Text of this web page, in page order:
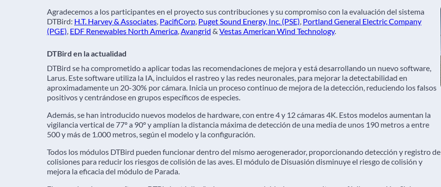
Agradecemos a los participantes en el proyecto sus contribuciones y su compromiso con la evaluación del sistema
DTBird: H.T. Harvey & Associates, PacifiCorp, Puget Sound Energy, Inc. (PSE), Portland General Electric Company
(PGE), EDF Renewables North America,Avangrid & Vestas American Wind Technology.
DTBird en la actualidad
DTBird se ha comprometido a aplicar todas las recomendaciones de mejora y está desarrollando un nuevo software,
Larus. Este software utiliza la IA, incluidos el rastreo y las redes neuronales, para mejorar la detectabilidad en
aproximadamente un 20-30% por cámara. Inicia un proceso continuo de mejora de la detección, reduciendo los falsos
positivos y centrándose en grupos específicos de especies.
Además, se han introducido nuevos modelos de hardware, con entre 4 y 12 cámaras 4K. Estos modelos aumentan la
vigilancia vertical de 77º a 90º y amplían la distancia máxima de detección de una media de unos 190 metros a entre
500 y más de 1.000 metros, según el modelo y la configuración.
Todos los módulos DTBird pueden funcionar dentro del mismo aerogenerador, proporcionando detección y registro de
colisiones para reducir los riesgos de colisión de las aves. El módulo de Disuasión disminuye el riesgo de colisión y
mejora la eficacia del módulo de Parada.